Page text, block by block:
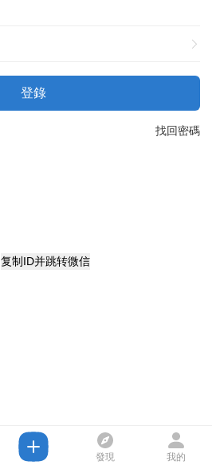
登錄
找回密碼
复制ID并跳转微信
發現 我的